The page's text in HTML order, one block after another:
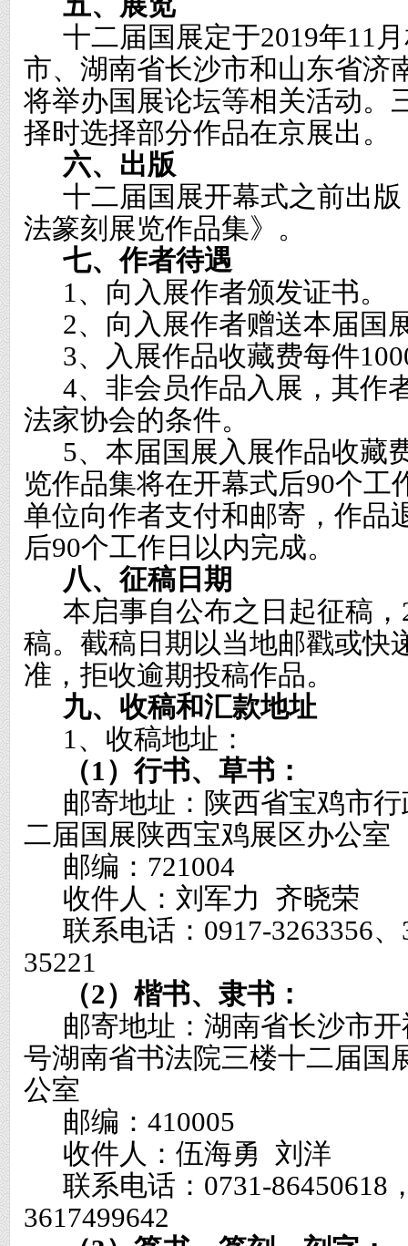
十二届国展定于2019年11
市、湖南省长沙市和山东省济
将举办国展论坛等相关活动。
择时选择部分作品在京展出。
六、出版
十二届国展开幕式之前出
法篆刻展览作品集》。
七、作者待遇
1 、向入展作者颁发证书。
2、向入展作者赠送本届国
3、入展作品收藏费每件
4、非会员作品入展，其作
法家协会的条件。
5、本届国展入展作品收藏
览作品集将在开幕式后90个工
单位向作者支付和邮寄，作品
后90个工作日以内完成。
八、征稿日期
本启事自公布之日起征稿，
稿。截稿日期以当地邮戳或快
准，拒收逾期投稿作品。
九、收稿和汇款地址
1 、收稿地址：
（1）行书、草书：
邮寄地址：陕西省宝鸡市
二届国展陕西宝鸡展区办公室
邮编： 721004
收件人：刘军力
齐晓荣
联系电话： 0917-3263356、
35221
（2）楷书、隶书：
邮寄地址：湖南省长沙市
号湖南省书法院三楼十二届国
公室
邮编： 410005
收件人：伍海勇 刘洋
联系电话： 0731-86450618
3617499642